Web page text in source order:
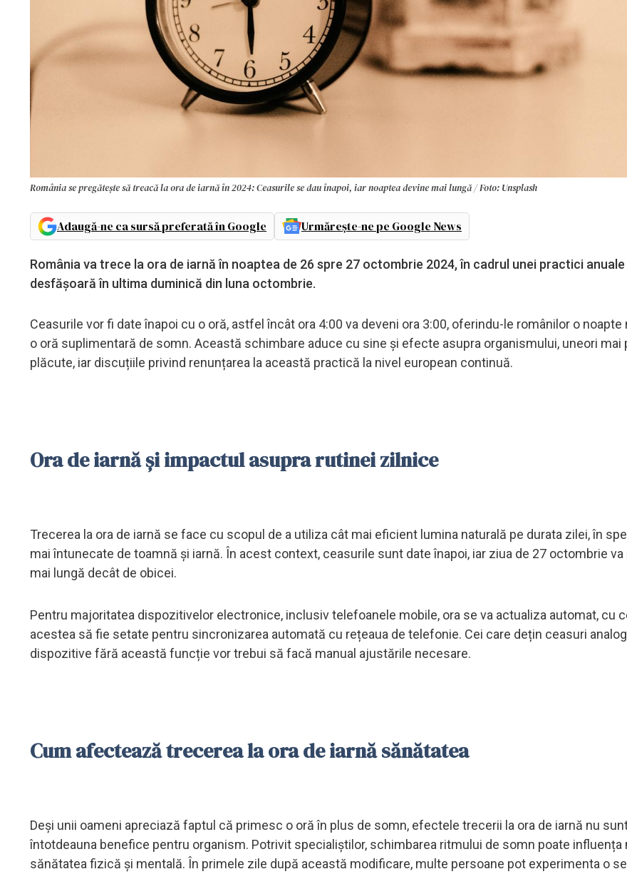
România se pregătește să treacă la ora de iarnă în 2024: Ceasurile se dau înapoi, iar noaptea devine mai lungă / Foto: Unsplash
Adaugă-ne ca sursă preferată în Google Urmărește-ne pe Google News
România va trece la ora de iarnă în noaptea de 26 spre 27 octombrie 2024, în cadrul unei practici
desfășoară în ultima duminică din luna octombrie.
Ceasurile vor fi date înapoi cu o oră, astfel încât ora 4:00 va deveni ora 3:00, oferindu-le românilor o noapte
o oră suplimentară de somn. Această schimbare aduce cu sine și efecte asupra organismului, uneori mai
plăcute, iar discuțiile privind renunțarea la această practică la nivel european continuă.
Ora de iarnă și impactul asupra rutinei zilnice
Trecerea la ora de iarnă se face cu scopul de a utiliza cât mai eficient lumina naturală pe durata zilei, în
mai întunecate de toamnă și iarnă. În acest context, ceasurile sunt date înapoi, iar ziua de 27 octombrie va
mai lungă decât de obicei.
Pentru majoritatea dispozitivelor electronice, inclusiv telefoanele mobile, ora se va actualiza automat, cu
acestea să fie setate pentru sincronizarea automată cu rețeaua de telefonie. Cei care dețin ceasuri
dispozitive fără această funcție vor trebui să facă manual ajustările necesare.
Cum afectează trecerea la ora de iarnă sănătatea
Deși unii oameni apreciază faptul că primesc o oră în plus de somn, efectele trecerii la ora de iarnă nu
întotdeauna benefice pentru organism. Potrivit specialiștilor, schimbarea ritmului de somn poate influența
sănătatea fizică și mentală. În primele zile după această modificare, multe persoane pot experimenta o